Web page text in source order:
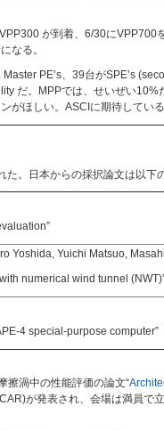
が到着、6/30にVPP700
なる。
PE’s、39台がSPE’s
だ。MPPでは、せいぜい
がほしい。ASCIに期待してい
。日本からの採択論文は以下
Yoshida, Yuichi Matsuo,
numerical wind tunnel
4 special-purpose computer”
擦渦中の性能評価の論文“
が発表され、会場は満員で